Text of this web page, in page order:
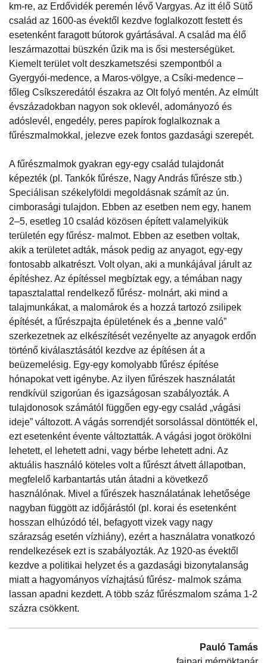
km-re, az Erdővidék peremén lévő Vargyas. Az itt élő Sütő
család az 1600-as évektől kezdve foglalkozott festett és
esetenként faragott bútorok gyártásával. A család ma élő
leszármazottai büszkén űzik ma is ősi mesterségüket.
Kiemelt terület volt deszkametszési szempontból a
Gyergyói-medence, a Maros-völgye, a Csíki-medence –
főleg Csíkszeredától északra az Olt folyó mentén. Az elmúlt
évszázadokban nagyon sok oklevél, adományozó és
adóslevél, engedély, peres papírok foglalkoznak a
fűrészmalmokkal, jelezve ezek fontos gazdasági szerepét.
A fűrészmalmok gyakran egy-egy család tulajdonát
képezték (pl. Tankók fűrésze, Nagy András fűrésze stb.)
Speciálisan székelyföldi megoldásnak számít az ún.
cimborasági tulajdon. Ebben az esetben nem egy, hanem
2–5, esetleg 10 család közösen épített valamelyikük
területén egy fűrész- malmot. Ebben az esetben voltak,
akik a területet adták, mások pedig az anyagot, egy-egy
fontosabb alkatrészt. Volt olyan, aki a munkájával járult az
építéshez. Az építéssel megbíztak egy, a témában nagy
tapasztalattal rendelkező fűrész- molnárt, aki mind a
talajmunkákat, a malomárok és a hozzá tartozó zsilipek
építését, a fűrészpajta épületének és a „benne való”
szerkezetnek az elkészítését vezényelte az anyagok erdőn
történő kiválasztásától kezdve az építésen át a
beüzemelésig. Egy-egy komolyabb fűrész építése
hónapokat vett igénybe. Az ilyen fűrészek használatát
rendkívül szigorúan és igazságosan szabályozták. A
tulajdonosok számától függően egy-egy család „vágási
ideje” változott. A vágás sorrendjét sorsolással döntötték el,
ezt esetenként évente változtatták. A vágási jogot örökölni
lehetett, el lehetett adni, vagy bérbe lehetett adni. Az
aktuális használó köteles volt a fűrészt átvett állapotban,
megfelelő karbantartás után átadni a következő
használónak. Mivel a fűrészek használatának lehetősége
nagyban függött az időjárástól (pl. korai és esetenként
hosszan elhúzódó tél, befagyott vizek vagy nagy
szárazság esetén vízhiány), ezért a használatra vonatkozó
rendelkezések ezt is szabályozták. Az 1920-as évektől
kezdve a politikai helyzet és a gazdasági bizonytalanság
miatt a hagyományos vízhajtású fűrész- malmok száma
lassan apadni kezdett. A több száz fűrészmalom száma 1-2
százra csökkent.
Pauló Tamás